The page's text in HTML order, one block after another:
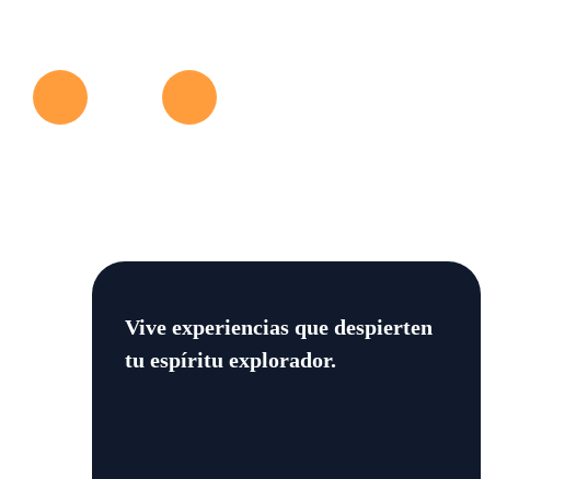
Vive experiencias que despierten
tu espíritu explorador.